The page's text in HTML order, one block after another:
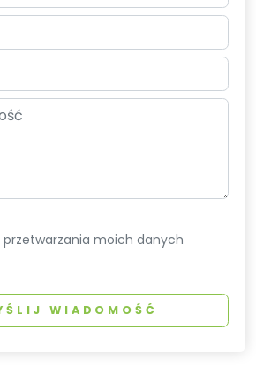
przetwarzania moich danych
WIADOMOŚĆ